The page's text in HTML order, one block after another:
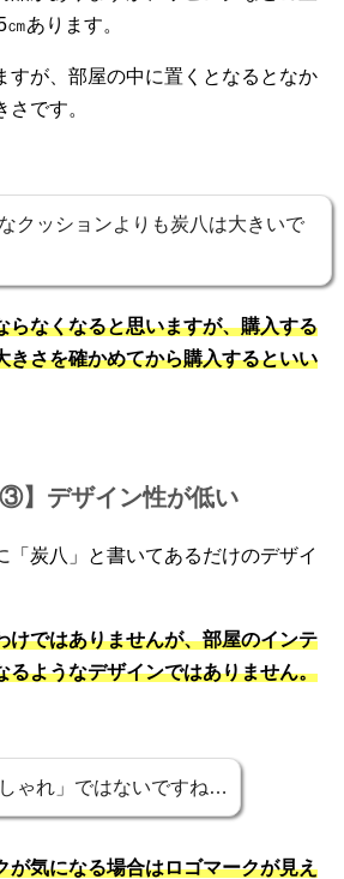
あります。
すが、部屋の中に置くとなるとなか
です。
クッションよりも炭八は大きいで
らなくなると思いますが、購入する
きさを確かめてから購入するといい
③】デザイン性が低い
「炭八」と書いてあるだけのデザイ
けではありませんが、部屋のインテ
るようなデザインではありません。
しゃれ」ではないですね…
が気になる場合はロゴマークが見え